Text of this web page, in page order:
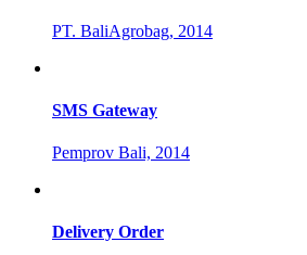
PT. BaliAgrobag, 2014
SMS Gateway
Pemprov Bali, 2014
Delivery Order